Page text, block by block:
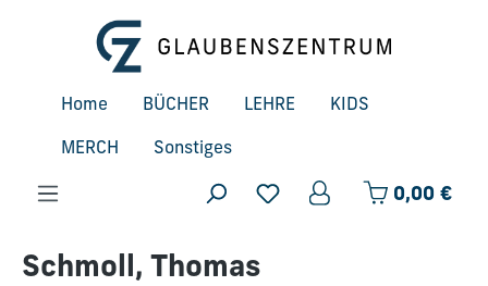
Zum Hauptinhalt springen
Home BÜCHER LEHRE KIDS
MERCH Sonstiges
0,00 €
Schmoll, Thomas